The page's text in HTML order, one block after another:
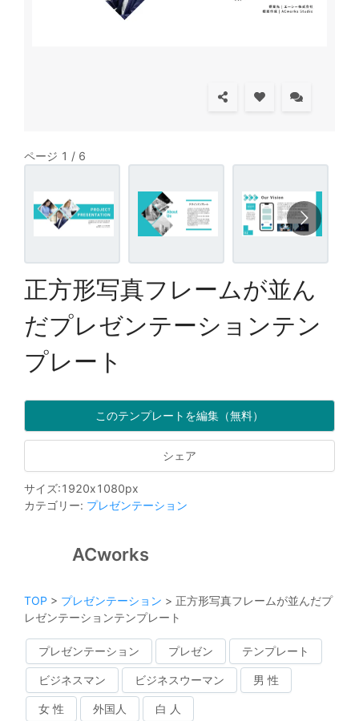
ページ 1 / 6
正方形写真フレームが並ん
だプレゼンテーションテン
プレート
このテンプレートを編集（無料）
シェア
サイズ:1920x1080px
カテゴリー: プレゼンテーション
ACworks
TOP > プレゼンテーション > 正方形写真フレームが並んだプ
レゼンテーションテンプレート
プレゼンテーション プレゼン テンプレート
ビジネスマン ビジネスウーマン 男 性
女 性 外国人 白 人